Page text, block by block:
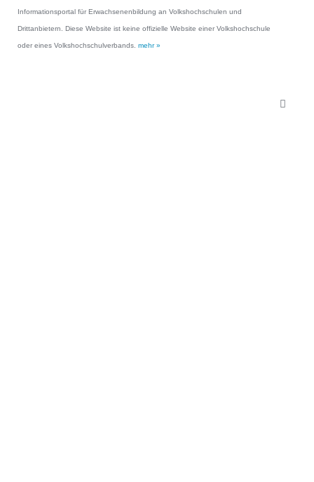
Informationsportal für Erwachsenenbildung an Volkshochschulen und
Drittanbietern. Diese Website ist keine offizielle Website einer Volkshochschule
oder eines Volkshochschulverbands. mehr »